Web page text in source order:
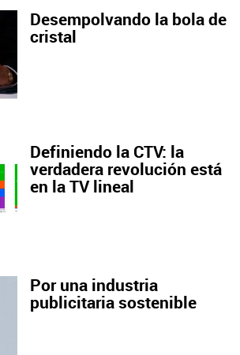
Desempolvando la bola de
cristal
Definiendo la CTV: la
verdadera revolución está
en la TV lineal
Por una industria
publicitaria sostenible